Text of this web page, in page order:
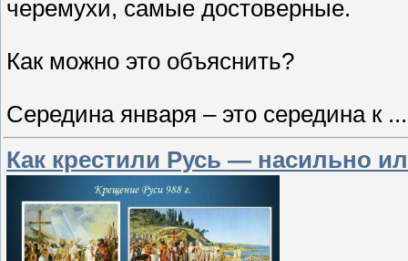
черемухи, самые достоверные.
Как можно это объяснить?
Середина января – это середина к
Как крестили Русь — насильно